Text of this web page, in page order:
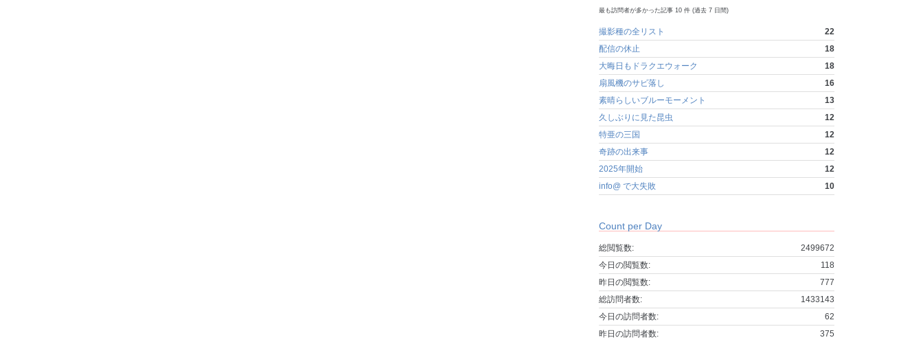
最も訪問者が多かった記事 10 件 (過去 7 日間)
撮影種の全リスト
22
配信の休止
18
大晦日もドラクエウォーク
18
扇風機のサビ落し
16
素晴らしいブルーモーメント
13
久しぶりに見た昆虫
12
特亜の三国
12
奇跡の出来事
12
2025年開始
12
info@ で大失敗
10
Count per Day
2499672
総閲覧数:
118
今日の閲覧数:
777
昨日の閲覧数:
1433143
総訪問者数:
62
今日の訪問者数:
375
昨日の訪問者数: